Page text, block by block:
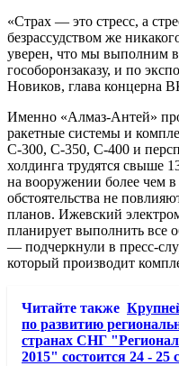
«Страх — это стресс, а
безрассудством же
уверен, что мы выполним
гособоронзаказу, и по
Новиков, глава
Именно «Алмаз-Антей»
ракетные системы и
С-300, С-350, С-400 и
холдинга трудятся свыше
на вооружении более чем
обстоятельства не
планов. Ижевский
планирует выполнить все
— подчеркнули в пресс-
который производит
Читайте также
по развитию
странах СНГ
2015" состоится 24 - 25